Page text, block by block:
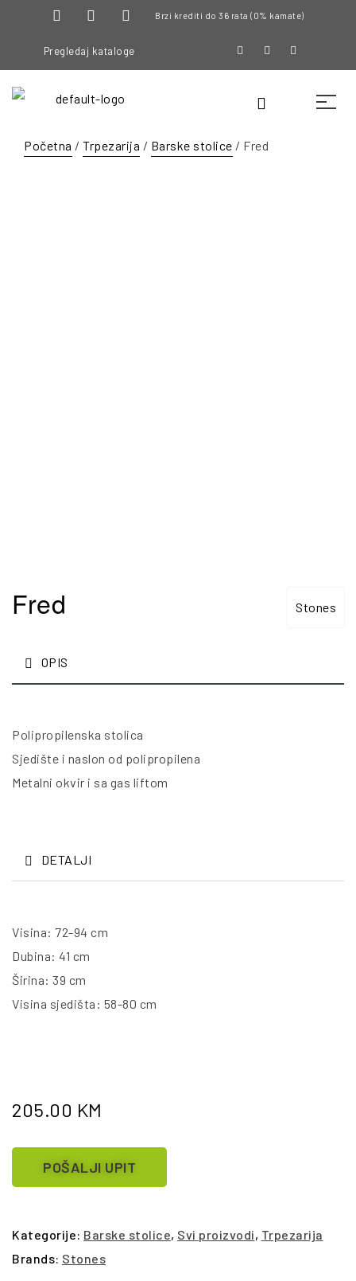
Brzi krediti do 36 rata (0% kamate)
Pregledaj kataloge
Početna / Trpezarija / Barske stolice / Fred
Stones
Fred
OPIS
Polipropilenska stolica
Sjedište i naslon od polipropilena
Metalni okvir i sa gas liftom
DETALJI
Visina: 72-94 cm
Dubina: 41 cm
Širina: 39 cm
Visina sjedišta: 58-80 cm
205.00 KM
POŠALJI UPIT
Kategorije: Barske stolice, Svi proizvodi, Trpezarija
Brands: Stones